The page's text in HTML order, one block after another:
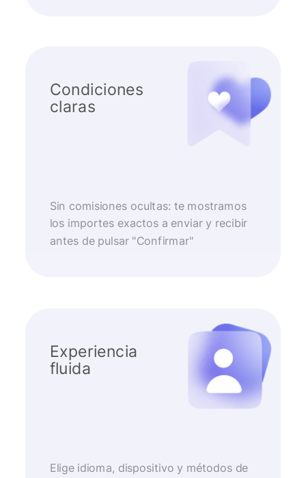
Condiciones
claras
Sin comisiones ocultas: te mostramos
los importes exactos a enviar y recibir
antes de pulsar "Confirmar"
Experiencia
fluida
Elige idioma, dispositivo y métodos de